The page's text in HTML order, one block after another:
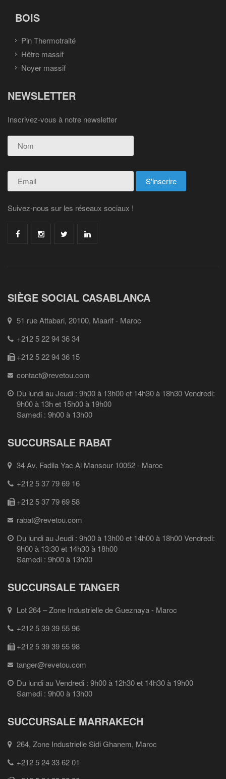
BOIS
Pin Thermotraité
Hêtre massif
Noyer massif
NEWSLETTER
Inscrivez-vous à notre newsletter
Suivez-nous sur les réseaux sociaux !
SIÈGE SOCIAL CASABLANCA
51 rue Attabari, 20100, Maarif - Maroc
+212 5 22 94 36 34
+212 5 22 94 36 15
contact@revetou.com
Du lundi au Jeudi : 9h00 à 13h00 et 14h30 à 18h30 Vendredi:
9h00 à 13h et 15h00 à 19h00
Samedi : 9h00 à 13h00
SUCCURSALE RABAT
34 Av. Fadila Yac Al Mansour 10052 - Maroc
+212 5 37 79 69 16
+212 5 37 79 69 58
rabat@revetou.com
Du lundi au Jeudi : 9h00 à 13h00 et 14h00 à 18h00 Vendredi:
9h00 à 13:30 et 14h30 à 18h00
Samedi : 9h00 à 13h00
SUCCURSALE TANGER
Lot 264 – Zone Industrielle de Gueznaya - Maroc
+212 5 39 39 55 96
+212 5 39 39 55 98
tanger@revetou.com
Du lundi au Vendredi : 9h00 à 12h30 et 14h30 à 19h00
Samedi : 9h00 à 13h00
SUCCURSALE MARRAKECH
264, Zone Industrielle Sidi Ghanem, Maroc
+212 5 24 33 62 01